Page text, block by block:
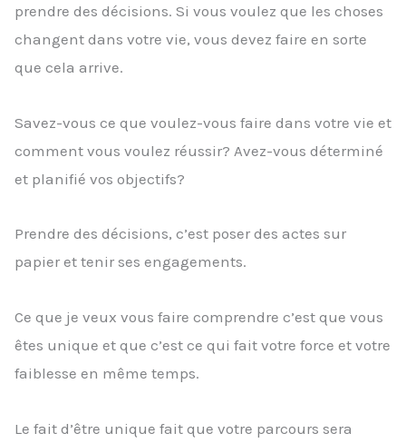
prendre des décisions. Si vous voulez que les choses
changent dans votre vie, vous devez faire en sorte
que cela arrive.
Savez-vous ce que voulez-vous faire dans votre vie et
comment vous voulez réussir? Avez-vous déterminé
et planifié vos objectifs?
Prendre des décisions, c’est poser des actes sur
papier et tenir ses engagements.
Ce que je veux vous faire comprendre c’est que vous
êtes unique et que c’est ce qui fait votre force et votre
faiblesse en même temps.
Le fait d’être unique fait que votre parcours sera